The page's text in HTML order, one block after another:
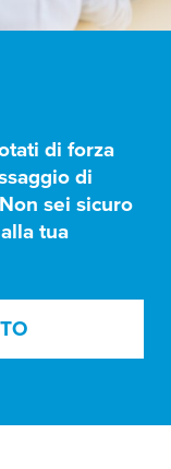
di forza
di
sei sicuro
tua